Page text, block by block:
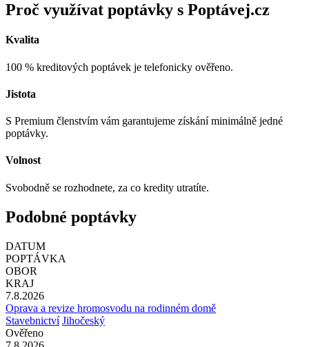
Proč využívat poptávky s Poptávej.cz
Kvalita
100 % kreditových poptávek je telefonicky ověřeno.
Jistota
S Premium členstvím vám garantujeme získání minimálně jedné
poptávky.
Volnost
Svobodně se rozhodnete, za co kredity utratíte.
Podobné poptávky
DATUM
POPTÁVKA
OBOR
KRAJ
7.8.2026
Oprava a revize hromosvodu na rodinném domě
Stavebnictví Jihočeský
Ověřeno